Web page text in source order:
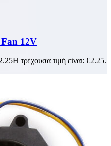
12V
2.25Η τρέχουσα τιμή είναι: €2.25.